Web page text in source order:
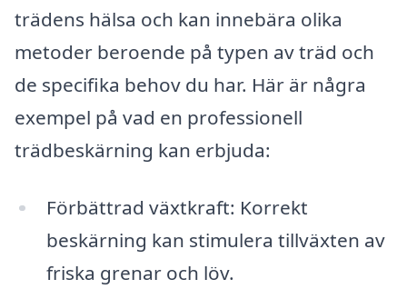
trädens hälsa och kan innebära olika
metoder beroende på typen av träd och
de specifika behov du har. Här är några
exempel på vad en professionell
trädbeskärning kan erbjuda:
Förbättrad växtkraft: Korrekt
beskärning kan stimulera tillväxten av
friska grenar och löv.